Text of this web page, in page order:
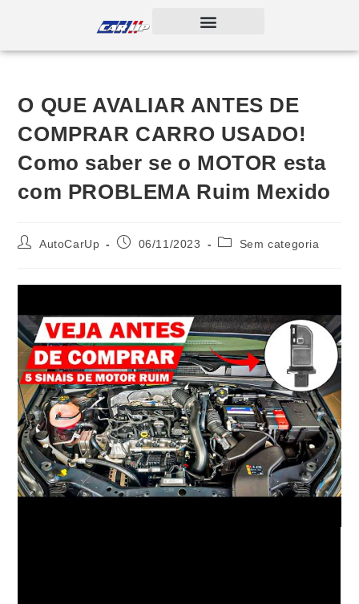
O QUE AVALIAR ANTES DE
COMPRAR CARRO USADO!
Como saber se o MOTOR esta
com PROBLEMA Ruim Mexido
AutoCarUp 06/11/2023 Sem categoria